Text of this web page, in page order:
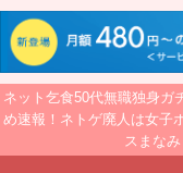
ネット乞食50代無職独身ガ
め速報！ネトゲ廃人は女子
スまな